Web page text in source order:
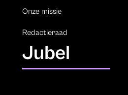
Onze missie
Redactieraad
Jubel